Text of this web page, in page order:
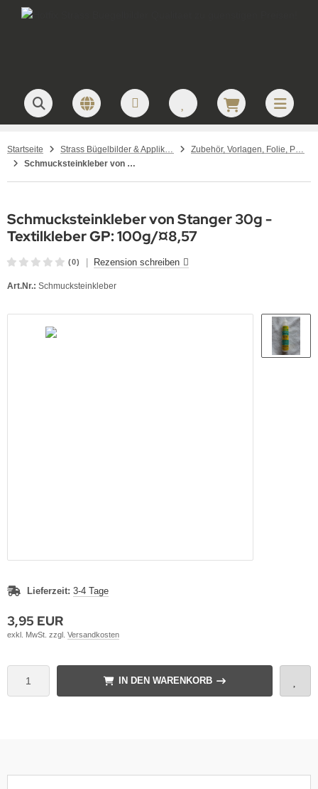
Startseite Strass Bügelbilder & Applikationen zum Aufbügeln
Zubehör, Vorlagen, Folie, Pinzetten, Picker Stift
Schmucksteinkleber von Stanger 30g - Textilkleber GP: 100g/¤8,57
Schmucksteinkleber von Stanger 30g -
Textilkleber GP: 100g/¤8,57
(0) Rezension schreiben
Art.Nr.: Schmucksteinkleber
Lieferzeit: 3-4 Tage
3,95 EUR
exkl. MwSt. zzgl. Versandkosten
IN DEN WARENKORB